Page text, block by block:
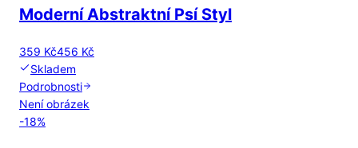
Moderní Abstraktní Psí Styl
359 Kč456 Kč
Skladem
Podrobnosti
Není obrázek
-18%